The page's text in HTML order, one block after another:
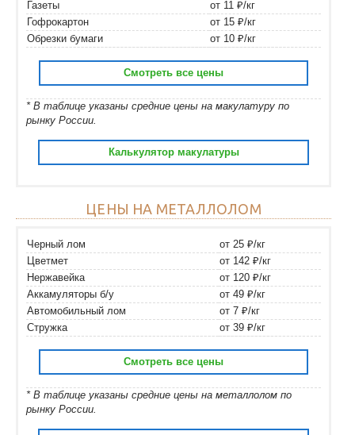
Газеты
от 11 ₽/кг
Гофрокартон
от 15 ₽/кг
Обрезки бумаги
от 10 ₽/кг
Смотреть все цены
* В таблице указаны средние цены на макулатуру по
рынку России.
Калькулятор макулатуры
ЦЕНЫ НА МЕТАЛЛОЛОМ
Черный лом
от 25 ₽/кг
Цветмет
от 142 ₽/кг
Нержавейка
от 120 ₽/кг
Аккамуляторы б/у
от 49 ₽/кг
Автомобильный лом
от 7 ₽/кг
Стружка
от 39 ₽/кг
Смотреть все цены
* В таблице указаны средние цены на металлолом по
рынку России.